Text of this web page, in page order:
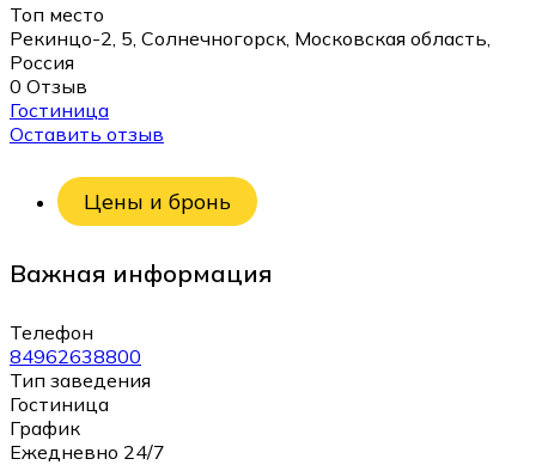
Топ место
Рекинцо-2, 5, Солнечногорск, Московская область,
Россия
0 Отзыв
Гостиница
Оставить отзыв
Цены и бронь
Важная информация
Телефон
84962638800
Тип заведения
Гостиница
График
Ежедневно 24/7